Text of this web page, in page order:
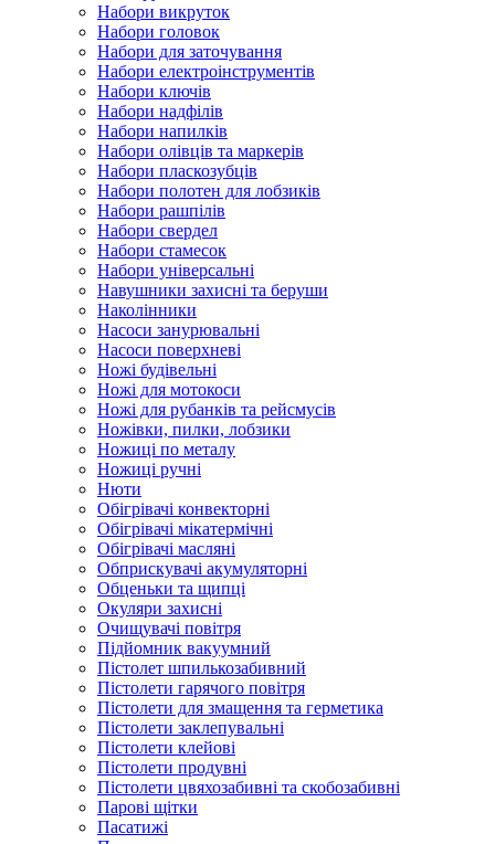
Набори викруток
Набори головок
Набори для заточування
Набори електроінструментів
Набори ключів
Набори надфілів
Набори напилків
Набори олівців та маркерів
Набори пласкозубців
Набори полотен для лобзиків
Набори рашпілів
Набори свердел
Набори стамесок
Набори універсальні
Навушники захисні та беруши
Наколінники
Насоси занурювальні
Насоси поверхневі
Ножі будівельні
Ножі для мотокоси
Ножі для рубанків та рейсмусів
Ножівки, пилки, лобзики
Ножиці по металу
Ножиці ручні
Нюти
Обігрівачі конвекторні
Обігрівачі мікатермічні
Обігрівачі масляні
Обприскувачі акумуляторні
Обценьки та щипці
Окуляри захисні
Очищувачі повітря
Підйомник вакуумний
Пістолет шпилькозабивний
Пістолети гарячого повітря
Пістолети для змащення та герметика
Пістолети заклепувальні
Пістолети клейові
Пістолети продувні
Пістолети цвяхозабивні та скобозабивні
Парові щітки
Пасатижі